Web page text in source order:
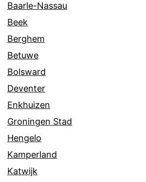
Baarle-Nassau
Beek
Berghem
Betuwe
Bolsward
Deventer
Enkhuizen
Groningen Stad
Hengelo
Kamperland
Katwijk